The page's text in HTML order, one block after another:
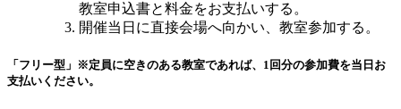
教室申込書と料金をお支払いする。
開催当日に直接会場へ向かい、教室参加する。
「フリー型」 ※定員に空きのある教室であれば、1回分の参加費を当日お
支払いください。